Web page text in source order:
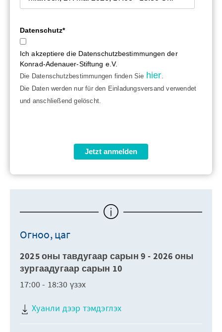
Datenschutz*
Ich akzeptiere die Datenschutzbestimmungen der
Konrad-Adenauer-Stiftung e.V.
Die Datenschutzbestimmungen finden Sie hier.
Die Daten werden nur für den Einladungsversand verwendet
und anschließend gelöscht.
Jetzt anmelden
Огноо, цаг
2025 оны тавдугаар сарын 9 - 2026 оны
зургаадугаар сарын 10
17:00 - 18:30 үзэх
Хуанли дээр тэмдэглэх